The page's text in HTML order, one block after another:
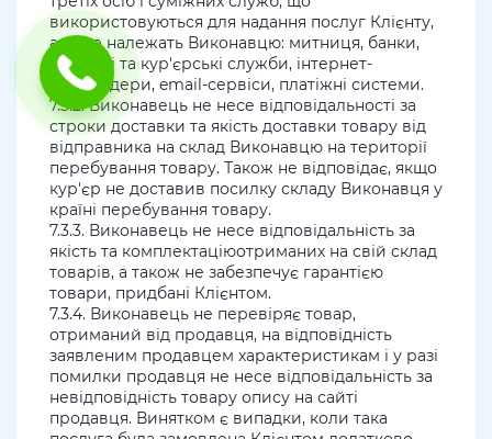
використовуються для надання послуг Клієнту,
але не належать Виконавцю: митниця, банки,
поштові та кур'єрські служби, інтернет-
провайдери, email-сервіси, платіжні системи.
7.3.2. Виконавець не несе відповідальності за
строки доставки та якість доставки товару від
відправника на склад Виконавцю на території
перебування товару. Також не відповідає, якщо
кур'єр не доставив посилку складу Виконавця у
країні перебування товару.
7.3.3. Виконавець не несе відповідальність за
якість та комплектаціюотриманих на свій склад
товарів, а також не забезпечує гарантією
товари, придбані Клієнтом.
7.3.4. Виконавець не перевіряє товар,
отриманий від продавця, на відповідність
заявленим продавцем характеристикам і у разі
помилки продавця не несе відповідальність за
невідповідність товару опису на сайті
продавця. Винятком є випадки, коли така